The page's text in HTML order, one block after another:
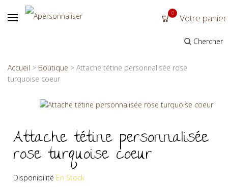
0 Votre panier
Chercher
Accueil > Boutique > Attache tétine personnalisée rose
turquoise coeur
Attache tétine personnalisée
rose turquoise coeur
Disponibilité En Stock